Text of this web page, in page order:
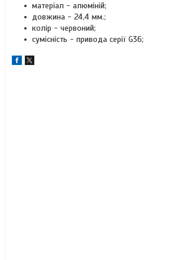
матеріал - алюміній;
довжина - 24,4 мм.;
колір - червоний;
сумісність - привода серії G36;